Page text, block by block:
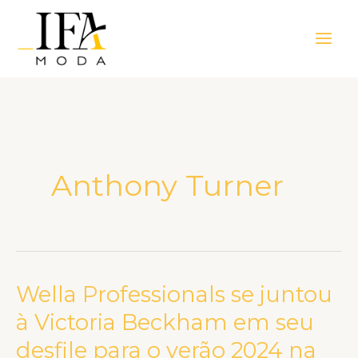
Menu
Anthony Turner
Wella Professionals se juntou
à Victoria Beckham em seu
desfile para o verão 2024 na
Wella
Professionals
se
juntou